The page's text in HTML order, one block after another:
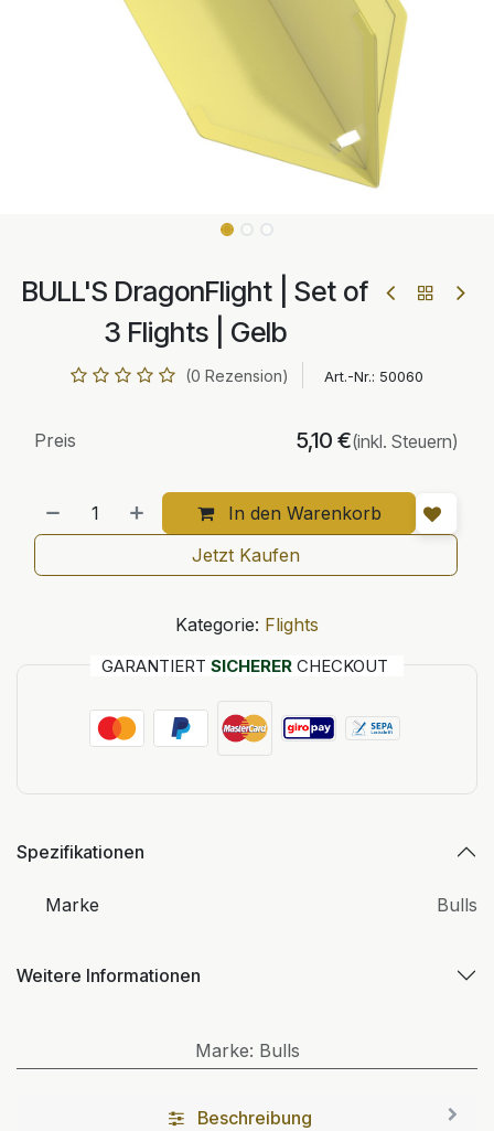
BULL'S DragonFlight | Set of
3 Flights | Gelb
(0 Rezension) Art.-Nr.: 50060
In den Warenkorb
Preis 5,10 €(inkl. Steuern)
Jetzt Kaufen
Kategorie: Flights
GARANTIERT SICHERER CHECKOUT
Spezifikationen
Marke Bulls
Weitere Informationen
Marke: Bulls
Beschreibung